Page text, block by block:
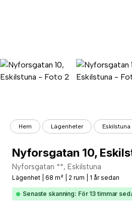
Hem Lägenheter Eskilstuna
Nyforsgatan 10,
Nyforsgatan **, Eskilstuna
Lägenhet 68 m² 2 rum 1 år sedan
Senaste skanning: För 13 timmar